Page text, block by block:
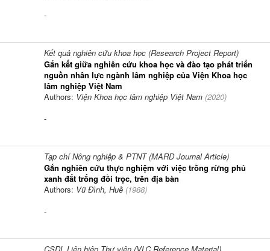
-
Kết quả nghiên cứu khoa học (Research Project Report)
Gắn kết giữa nghiên cứu khoa học và đào tạo phát triển
nguồn nhân lực ngành lâm nghiệp của Viện Khoa học
lâm nghiệp Việt Nam
Authors: Viện Khoa học lâm nghiệp Việt Nam (2020)
-
Tạp chí Nông nghiệp & PTNT (MARD Journal Article)
Gắn nghiên cứu thực nghiệm với việc trồng rừng phủ
xanh đất trống đồi trọc, trên địa bàn
Authors: Vũ Đình, Huề (1988)
-